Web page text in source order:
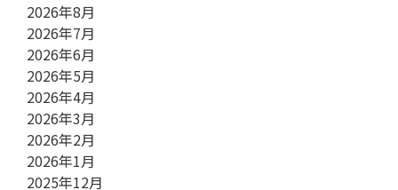
2026年8月
2026年7月
2026年6月
2026年5月
2026年4月
2026年3月
2026年2月
2026年1月
2025年12月